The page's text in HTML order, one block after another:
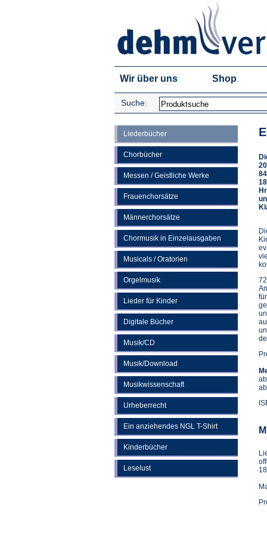
Wir über uns Shop
Suche:
Liederbücher
Chorbücher
Messen / Geistliche Werke
Frauenchorsätze
Männerchorsätze
Chormusik in Einzelausgaben
Musicals / Oratorien
Orgelmusik
Lieder für Kinder
Digitale Bücher
Musik/CD
Musik/Download
Musikwissenschaft
Urheberrecht
Ein anziehendes NGL T-Shirt
Kinderbücher
Leselust